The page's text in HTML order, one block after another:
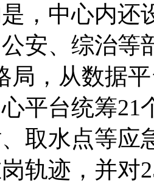
，中心内还
安、综治等
局，从数据
平台统筹21
取水点等应
轨迹，并对